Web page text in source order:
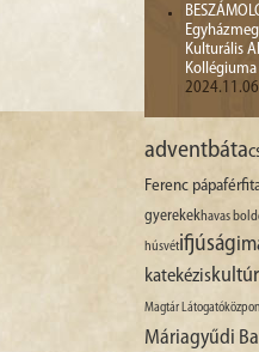
Kulturális
adventbáta
Ferenc pápa
gyerekekhavas
húsvétifjúság
katekézis
Magtár
Máriagyűdi